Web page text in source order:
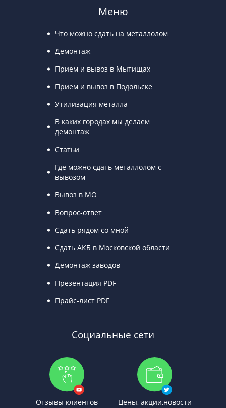
Меню
Что можно сдать на металлолом
Демонтаж
Прием и вывоз в Мытищах
Прием и вывоз в Подольске
Утилизация металла
В каких городах мы делаем
демонтаж
Статьи
Где можно сдать металлолом с
вывозом
Вывоз в МО
Вопрос-ответ
Сдать рядом со мной
Сдать АКБ в Московской области
Демонтаж заводов
Презентация PDF
Прайс-лист PDF
Социальные сети
Отзывы клиентов Цены, акции,новости